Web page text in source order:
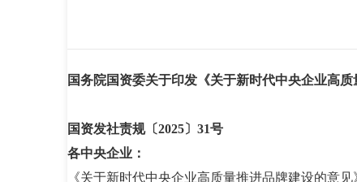
国务院国资委关于印发《关于新时代中央企业高
国资发社责规〔2025〕31号
各中央企业：
《关于新时代中央企业高质量推进品牌建设的意